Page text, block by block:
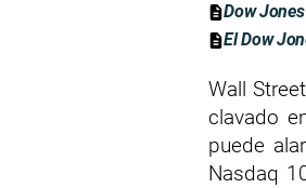
Dow
El Dow
Wall
clavado
puede
Nasdaq